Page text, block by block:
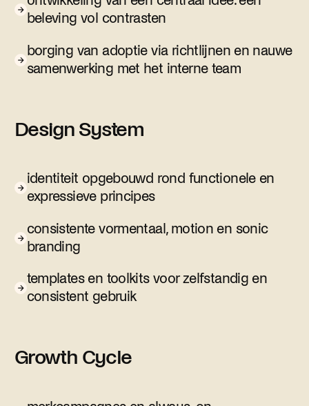
beleving vol contrasten
borging van adoptie via richtlijnen en nauwe
samenwerking met het interne team
Design System
identiteit opgebouwd rond functionele en
expressieve principes
consistente vormentaal, motion en sonic
branding
templates en toolkits voor zelfstandig en
consistent gebruik
Growth Cycle